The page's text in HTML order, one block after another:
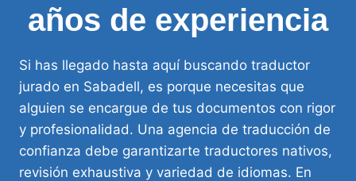
años de experiencia
Si has llegado hasta aquí buscando traductor
jurado en Sabadell, es porque necesitas que
alguien se encargue de tus documentos con rigor
y profesionalidad. Una agencia de traducción de
confianza debe garantizarte traductores nativos,
revisión exhaustiva y variedad de idiomas. En